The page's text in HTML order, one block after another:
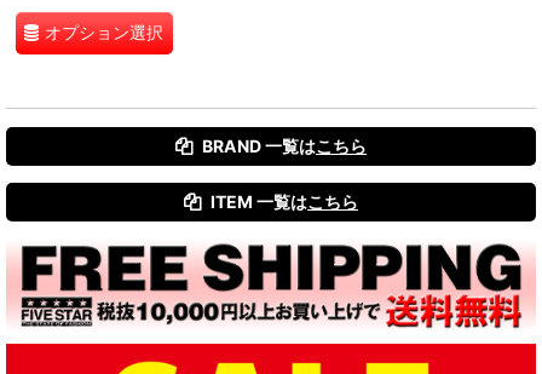
オプション選択
BRAND 一覧はこちら
ITEM 一覧はこちら